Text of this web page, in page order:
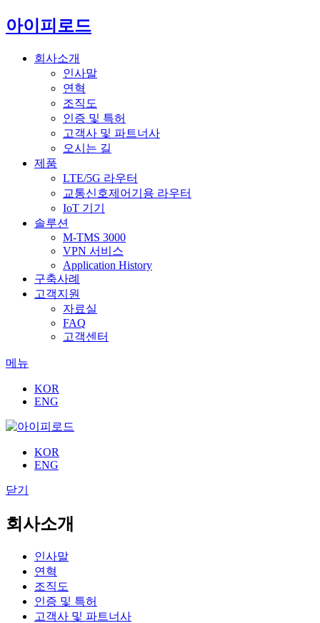
아이피로드
회사소개
인사말
연혁
조직도
인증 및 특허
고객사 및 파트너사
오시는 길
제품
LTE/5G 라우터
교통신호제어기용 라우터
IoT 기기
솔루션
M-TMS 3000
VPN 서비스
Application History
구축사례
고객지원
자료실
FAQ
고객센터
메뉴
KOR
ENG
KOR
ENG
닫기
회사소개
인사말
연혁
조직도
인증 및 특허
고객사 및 파트너사